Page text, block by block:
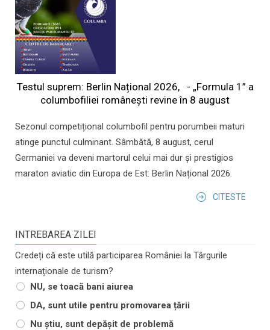
Testul suprem: Berlin Național 2026, - „Formula 1” a
columbofiliei româneşti revine în 8 august
Sezonul competițional columbofil pentru porumbeii maturi
atinge punctul culminant. Sâmbătă, 8 august, cerul
Germaniei va deveni martorul celui mai dur și prestigios
maraton aviatic din Europa de Est: Berlin Național 2026.
CITESTE
INTREBAREA ZILEI
Credeți că este utilă participarea României la Târgurile
internaționale de turism?
NU, se toacă bani aiurea
DA, sunt utile pentru promovarea țării
Nu știu, sunt depășit de problemă